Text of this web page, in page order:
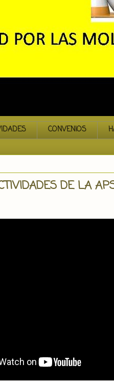
CONVENIOS
DE LA